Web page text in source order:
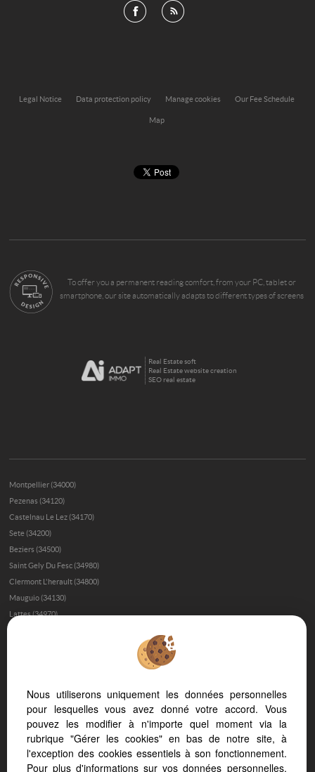
Legal Notice Data protection policy Manage cookies Our Fee Schedule
Map
To offer you a permanent reading comfort, from your PC, tablet or
smartphone, our site automatically adapts to different types of screens
Real Estate soft
Real Estate website creation
SEO real estate
Montpellier (34000)
Pezenas (34120)
Castelnau Le Lez (34170)
Sete (34200)
Beziers (34500)
Saint Gely Du Fesc (34980)
Clermont L'herault (34800)
Mauguio (34130)
Lattes (34970)
Baillargues (34670)
Aigues Mortes (30220)
Saint Clement De Riviere (34980)
Palavas Les Flots (34250)
Lodeve (34700)
Nous utiliserons uniquement les données personnelles
pour lesquelles vous avez donné votre accord. Vous
pouvez les modifier à n'importe quel moment via la
rubrique "Gérer les cookies" en bas de notre site, à
l'exception des cookies essentiels à son fonctionnement.
Pour plus d'informations sur vos données personnelles,